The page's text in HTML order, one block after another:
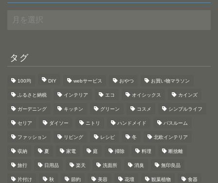
ー
ブ
タグ
100均 DIY webサービス おやつ お買い物マラソン
ふるさと納税 インテリア エコ オイシックス カインズ
ガーデニング キッチン グリーン コスメ シンプルライフ
セリア ダイソー ニトリ ハンドメイド バスルーム
ファッション リビング レシピ 冬 北欧インテリア
収納 夏 家電 庭 掃除 料理 断捨離
旅行 日用品 楽天 洗面所 消臭 無印良品
片付け 秋 節約 美容 花壇 観葉植物 食器